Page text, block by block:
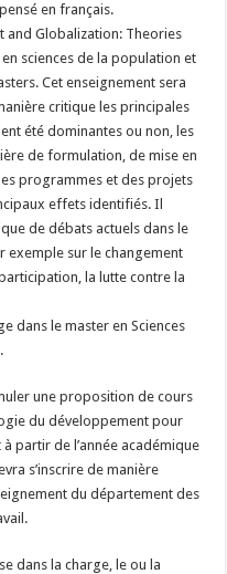
en français.
and Globalization: Theories
sciences de la population et
Cet enseignement sera
critique les principales
été dominantes ou non, les
de formulation, de mise en
programmes et des projets
effets identifiés. Il
de débats actuels dans le
exemple sur le changement
la lutte contre la
dans le master en Sciences
une proposition de cours
du développement pour
partir de l’année académique
s’inscrire de manière
du département des
dans la charge, le ou la